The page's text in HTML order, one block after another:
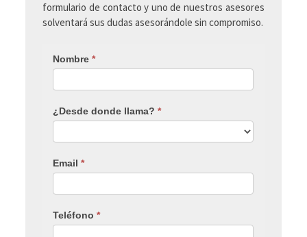
formulario de contacto y uno de nuestros asesores
solventará sus dudas asesorándole sin compromiso.
Nombre*
¿Desde donde llama?*
Email*
Teléfono*